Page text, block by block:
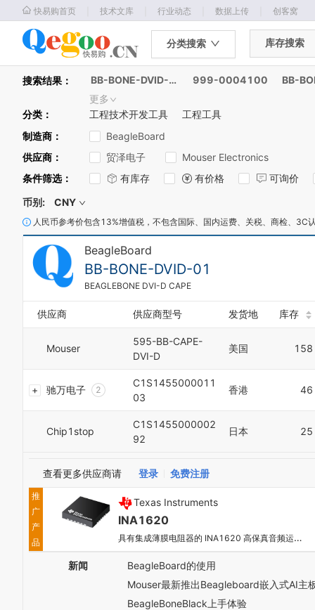
快易购首页 技术文库 行业动态 数据上传 创客窝
分类搜索 库存搜索
搜索结果： BB-BONE-DVID-01 999-0004100
更多
分类 ： 工程技术开发工具
工程工具
制造商 ：
BeagleBoard
供应商 ： 贸泽电子
Mouser Electronics
条件筛选： 有库存 有价格
可询价
币别:
CNY
人民币参考价包含13%增值税，不包含国际、国内运费、关税、商检、3C
BeagleBoard
BB-BONE-DVID-01
BEAGLEBONE DVI-D CAPE
供应商 供应商型号 发货地 库存
Mouser
595-BB-CAPE-
DVI-D
美国 158
驰万电子
0
1
2
3
4
5
2
8
9
0
1
C1S1455000011
03
香港 46
Chip1stop
C1S1455000002
92
日本 25
查看更多供应商请 登录 免费注册
推
广
产
品
Texas Instruments
INA1620
具有集成薄膜电阻器的 INA1620 高保真音频运算放大器
新闻
BeagleBoard的使用
Mouser最新推出Beagleboard嵌入式AI主
BeagleBoneBlack上手体验